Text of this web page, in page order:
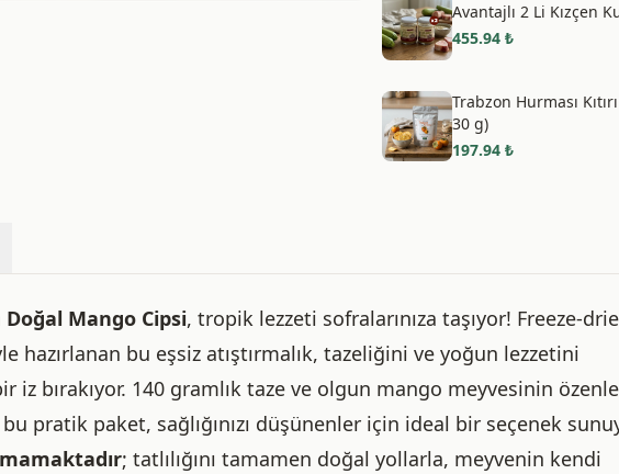
Avantajlı 2 Li Kızçen
455.94 ₺
Trabzon Hurması
30 g)
197.94 ₺
Doğal Mango Cipsi, tropik lezzeti sofralarınıza taşıyor! Freeze-
bu eşsiz atıştırmalık, tazeliğini ve yoğun lezzetini
bırakıyor. 140 gramlık taze ve olgun mango meyvesinin özenle
pratik paket, sağlığınızı düşünenler için ideal bir seçenek
; tatlılığını tamamen doğal yollarla, meyvenin kendi